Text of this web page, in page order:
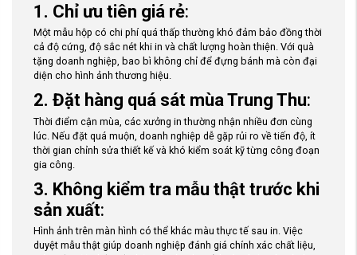
1. Chỉ ưu tiên giá rẻ:
Một mẫu hộp có chi phí quá thấp thường khó đảm bảo đồng thời
cả độ cứng, độ sắc nét khi in và chất lượng hoàn thiện. Với quà
tặng doanh nghiệp, bao bì không chỉ để đựng bánh mà còn đại
diện cho hình ảnh thương hiệu.
2. Đặt hàng quá sát mùa Trung Thu:
Thời điểm cận mùa, các xưởng in thường nhận nhiều đơn cùng
lúc. Nếu đặt quá muộn, doanh nghiệp dễ gặp rủi ro về tiến độ, ít
thời gian chỉnh sửa thiết kế và khó kiểm soát kỹ từng công đoạn
gia công.
3. Không kiểm tra mẫu thật trước khi
sản xuất:
Hình ảnh trên màn hình có thể khác màu thực tế sau in. Việc
duyệt mẫu thật giúp doanh nghiệp đánh giá chính xác chất liệu,